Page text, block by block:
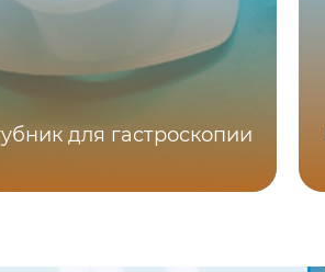
для гастроскопии